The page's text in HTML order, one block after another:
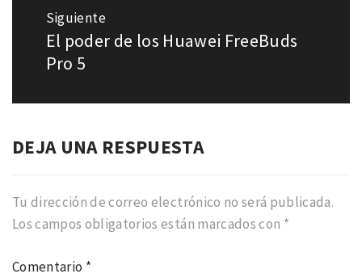
Siguiente
Entrada
siguiente:
El poder de los Huawei FreeBuds
Pro 5
DEJA UNA RESPUESTA
Tu dirección de correo electrónico no será publicada.
Los campos obligatorios están marcados con *
Comentario *